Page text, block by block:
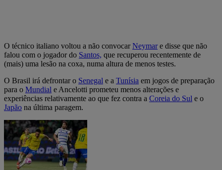
O técnico italiano voltou a não convocarNeymare disse que não
falou com o jogador do Santos, que recuperou recentemente de
(mais) uma lesão na coxa, numa altura de menos testes.
O Brasil irá defrontar o Senegal e a Tunísia em jogos de preparação
para o Mundial e Ancelotti prometeu menos alterações e
experiências relativamente ao que fez contra a Coreia do Sul e o
Japão na última paragem.